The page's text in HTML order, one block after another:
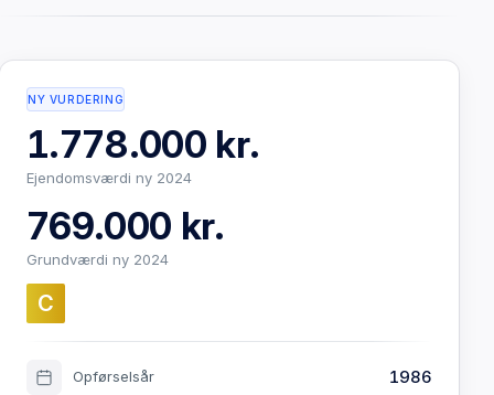
NY VURDERING
1.778.000 kr.
Ejendomsværdi ny 2024
769.000 kr.
Grundværdi ny 2024
C
Opførselsår 1986